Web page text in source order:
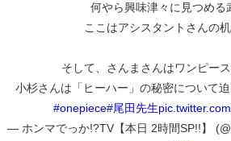
何やら興味津々に見つめる
ここはアシスタントさんの
そして、さんまさんはワンピー
小杉さんは「ヒーハー」の秘密について
#onepiece#尾田先生
— ホンマでっか!?TV【本日 2時間SP!!】